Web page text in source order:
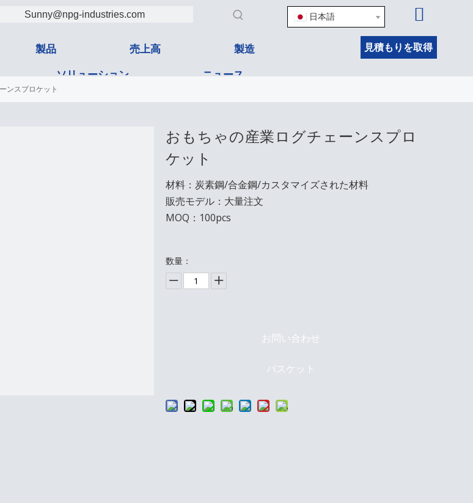
Sunny@npg-industries.com 日本語
製品 売上高
製造
ソリューション
ニュース
見積もりを取得
ンスプロケット
おもちゃの産業ログチェーンスプロ
ケット
材料：炭素鋼/合金鋼/カスタマイズされた材料
販売モデル：大量注文
MOQ：100pcs
数量：
お問い合わせ
バスケット